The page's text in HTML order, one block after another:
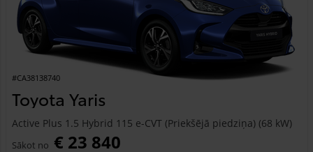
#CA38138740
Toyota Yaris
Active Plus 1.5 Hybrid 115 e-CVT (Priekšējā piedziņa) (68 kW)
Sākot no € 23 840